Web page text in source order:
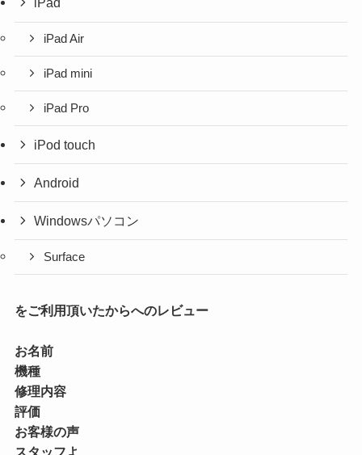
iPad Air
iPad mini
iPad Pro
iPod touch
Android
Windowsパソコン
Surface
をご利用頂いたからへのレビュー
お名前
機種
修理内容
評価
お客様の声
スタッフよ